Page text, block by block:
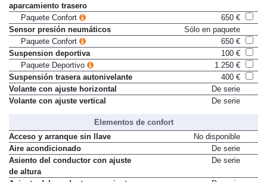
aparcamiento trasero
Paquete Confort
650 €
Sensor presión neumáticos
Sólo en paquete
Paquete Confort
650 €
Suspension deportiva
100 €
Paquete Deportivo
1.250 €
Suspensión trasera autonivelante
400 €
Volante con ajuste horizontal
De serie
Volante con ajuste vertical
De serie
Elementos de confort
Acceso y arranque sin llave
No disponible
Aire acondicionado
De serie
Asiento del conductor con ajuste
de altura
De serie